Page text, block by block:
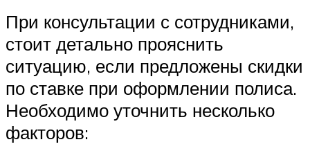
При консультации с сотрудниками,
стоит детально прояснить
ситуацию, если предложены скидки
по ставке при оформлении полиса.
Необходимо уточнить несколько
факторов: